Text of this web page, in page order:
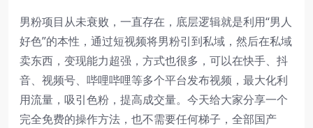
男粉项目从未衰败，一直存在，底层逻辑就是利用“男人
好色”的本性，通过短视频将男粉引到私域，然后在私域
卖东西，变现能力超强，方式也很多，可以在快手、抖
音、视频号、哔哩哔哩等多个平台发布视频，最大化利
用流量，吸引色粉，提高成交量。今天给大家分享一个
完全免费的操作方法，也不需要任何梯子，全部国产